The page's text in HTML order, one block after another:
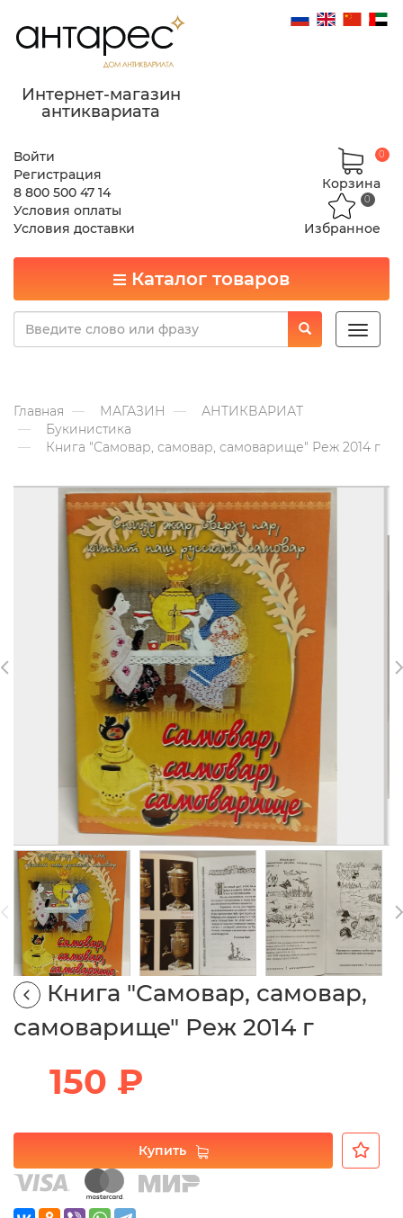
Интернет-магазин
антиквариата
Войти
Регистрация
8 800 500 47 14
Условия оплаты
Условия доставки
Корзина
0
Избранное
0
Каталог товаров
Toggle
Главная МАГАЗИН
АНТИКВАРИАТ
Букинистика
Книга "Самовар, самовар, самоварище" Реж 2014 г
Книга "Самовар, самовар,
самоварище" Реж 2014 г
150 ₽
Купить